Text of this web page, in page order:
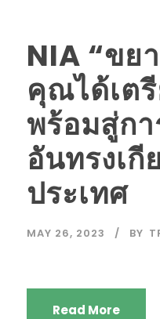
NIA “ขย
คุณได้เต
พร้อมสู่ก
อันทรงเ
ประเทศ
MAY 26, 2023 BY
Read More